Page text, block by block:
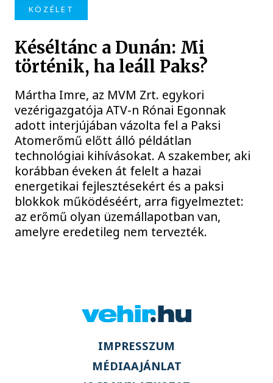
KÖZÉLET
Késéltánc a Dunán: Mi
történik, ha leáll Paks?
Mártha Imre, az MVM Zrt. egykori
vezérigazgatója ATV-n Rónai Egonnak
adott interjújában vázolta fel a Paksi
Atomerőmű előtt álló példátlan
technológiai kihívásokat. A szakember, aki
korábban éveken át felelt a hazai
energetikai fejlesztésekért és a paksi
blokkok működéséért, arra figyelmeztet:
az erőmű olyan üzemállapotban van,
amelyre eredetileg nem tervezték.
IMPRESSZUM
MÉDIAAJÁNLAT